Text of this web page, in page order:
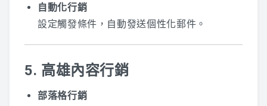
自動化行銷
設定觸發條件，自動發送個性化郵件。
5. 高雄內容行銷
部落格行銷